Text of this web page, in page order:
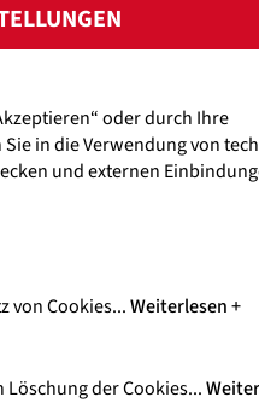
Ecuadors. Viele der dort
öffentlichen Raum
auf ein besseres Leben
Dort erhalten die
Arbeit mit Straßenkindern
Organización
Ansatz,
Benachteiligte Kinder
Vertrauen und
oder durch Ihre
in die Verwendung von
und externen
von Cookies...Weiterlesen
der Cookies...